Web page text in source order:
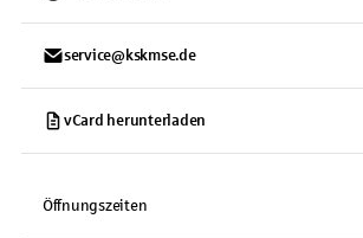
service@kskmse.de
vCard herunterladen
Öffnungszeiten